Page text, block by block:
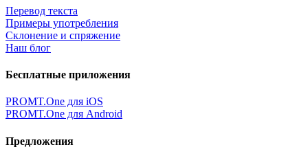
Перевод текста
Примеры употребления
Склонение и спряжение
Наш блог
Бесплатные приложения
PROMT.One для iOS
PROMT.One для Android
Предложения